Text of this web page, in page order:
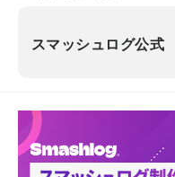
スマッシュログ公式